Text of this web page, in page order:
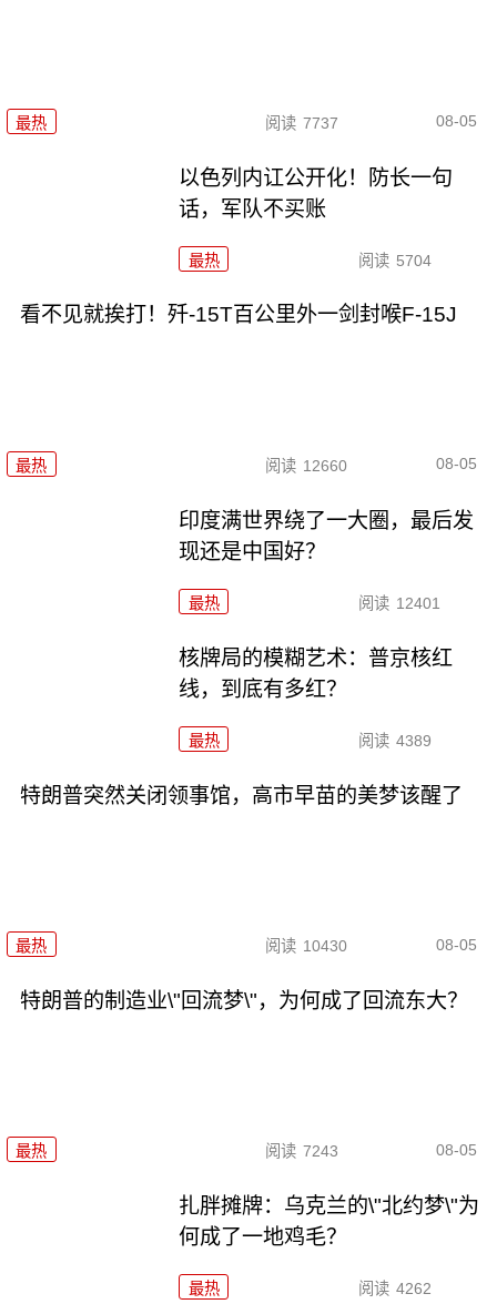
最热 阅读 7737 08-05
以色列内讧公开化！防长一句
话，军队不买账
最热 阅读 5704
看不见就挨打！歼-15T百公里外一剑封喉F-15J
最热 阅读 12660 08-05
印度满世界绕了一大圈，最后发
现还是中国好？
最热 阅读 12401
核牌局的模糊艺术：普京核红
线，到底有多红？
最热 阅读 4389
特朗普突然关闭领事馆，高市早苗的美梦该醒了
最热 阅读 10430 08-05
特朗普的制造业\"回流梦\"，为何成了回流东大？
最热 阅读 7243 08-05
扎胖摊牌：乌克兰的\"北约梦\"为
何成了一地鸡毛？
最热 阅读 4262